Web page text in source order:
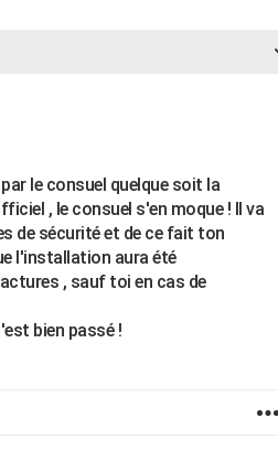
le consuel quelque soit la
, le consuel s'en moque ! Il va
de sécurité et de ce fait ton
l'installation aura été
, sauf toi en cas de
bien passé !